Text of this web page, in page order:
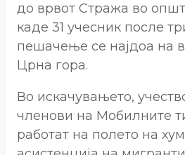
до врвот Стража во
каде 31 учесник после
пешачење се најдоа на
Црна гора.
Во искачувањето,
членови на Мобилните
работат на полето на